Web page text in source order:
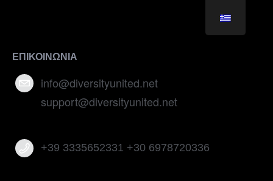
ΕΠΙΚΟΙΝΩΝΙΑ
info@diversityunited.net
support@diversityunited.net
+39 3335652331 +30 6978720336